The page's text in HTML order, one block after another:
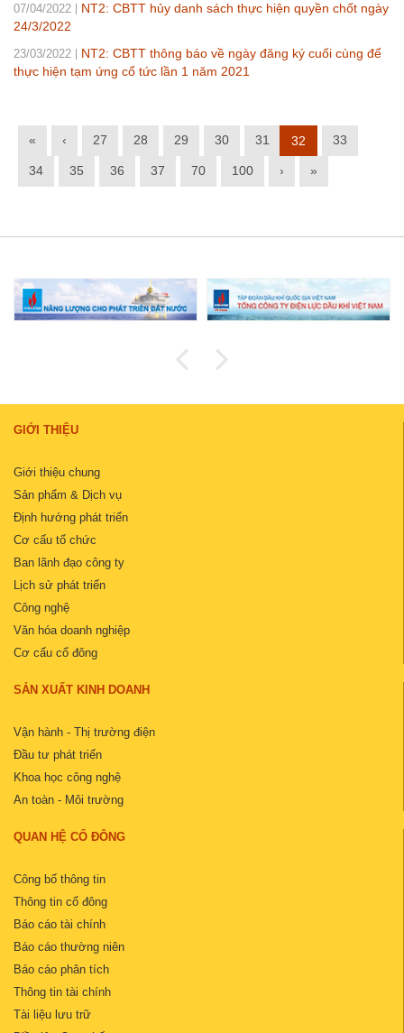
07/04/2022
NT2: CBTT hủy danh sách thực hiện quyền chốt ngày
24/3/2022
23/03/2022
NT2: CBTT thông báo về ngày đăng ký cuối cùng để
thực hiện tạm ứng cổ tức lần 1 năm 2021
« ‹ 27 28 29 30 31 32 33
34 35 36 37 70 100 › »
GIỚI THIỆU
Giới thiệu chung
Sản phẩm & Dịch vụ
Định hướng phát triển
Cơ cấu tổ chức
Ban lãnh đạo công ty
Lịch sử phát triển
Công nghệ
Văn hóa doanh nghiệp
Cơ cấu cổ đông
SẢN XUẤT KINH DOANH
Vận hành - Thị trường điện
Đầu tư phát triển
Khoa học công nghệ
An toàn - Môi trường
QUAN HỆ CỔ ĐÔNG
Công bố thông tin
Thông tin cổ đông
Báo cáo tài chính
Báo cáo thường niên
Báo cáo phân tích
Thông tin tài chính
Tài liệu lưu trữ